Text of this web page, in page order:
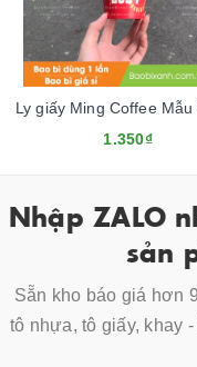
1.350₫
Nhập ZALO
sản
Sẵn kho báo giá hơn
tô nhựa, tô giấy, khay